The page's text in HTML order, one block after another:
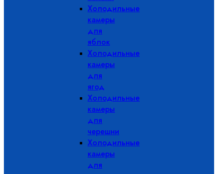
Холодильные
камеры
для
яблок
Холодильные
камеры
для
ягод
Холодильные
камеры
для
черешни
Холодильные
камеры
для